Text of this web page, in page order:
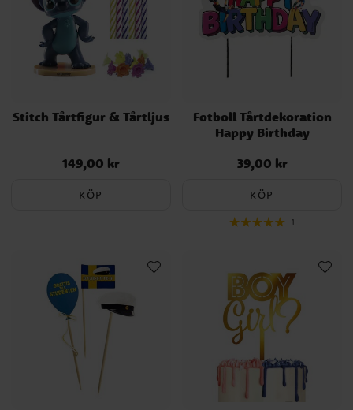
Stitch Tårtfigur & Tårtljus
Pris:149,00 kr
149,00 kr
KÖP
Fotboll Tårtdekoration
Happy Birthday
Pris:39,00 kr
39,00 kr
KÖP
1